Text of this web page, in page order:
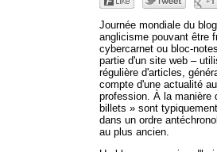
Journée mondiale du
anglicisme pouvant être
cybercarnet ou bloc-
partie d'un site web –
régulière d'articles,
compte d'une actualité
profession. À la manière
billets » sont
dans un ordre
au plus ancien.